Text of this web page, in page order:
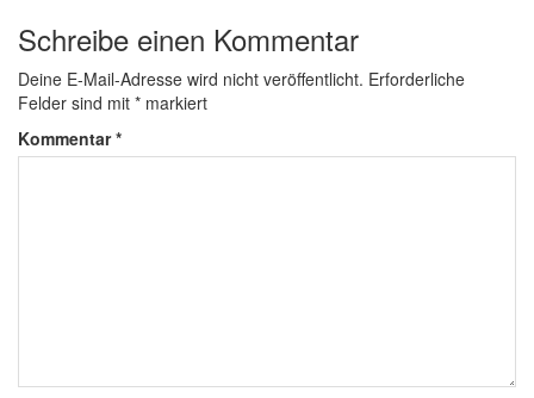
Schreibe einen Kommentar
Deine E-Mail-Adresse wird nicht veröffentlicht. Erforderliche
Felder sind mit * markiert
Kommentar*